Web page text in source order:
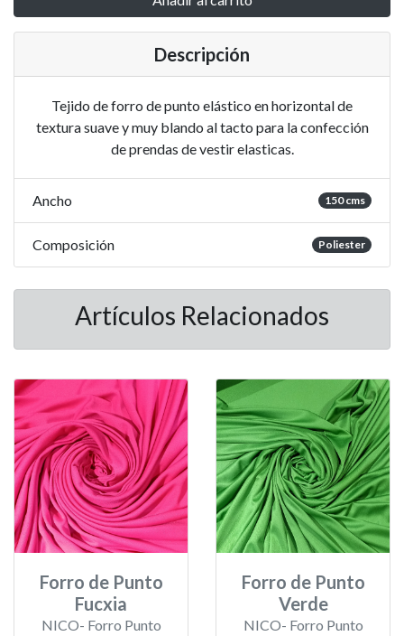
Descripción
Tejido de forro de punto elástico en horizontal de
textura suave y muy blando al tacto para la confección
de prendas de vestir elasticas.
Ancho 150 cms
Composición Poliester
Artículos Relacionados
Forro de Punto
Fucxia
NICO- Forro Punto
Forro de Punto
Verde
NICO- Forro Punto